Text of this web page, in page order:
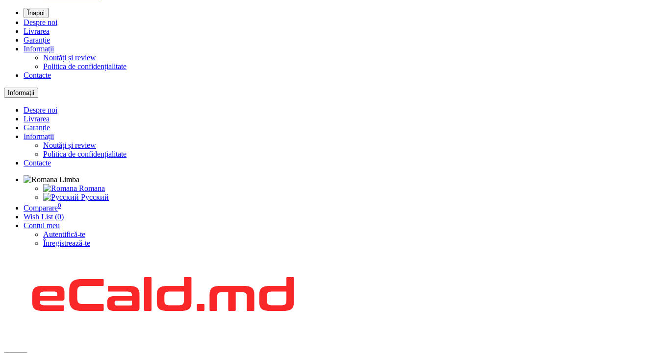
Înapoi
Despre noi
Livrarea
Garanție
Informații
Noutăți și review
Politica de confidențialitate
Contacte
Informații
Despre noi
Livrarea
Garanție
Informații
Noutăți și review
Politica de confidențialitate
Contacte
Limba
Romana
Русский
Comparare0
Wish List (0)
Contul meu
Autentifică-te
Înregistrează-te